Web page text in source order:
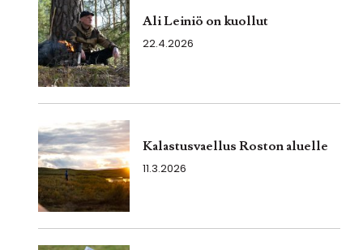
Ali Leiniö on kuollut
22.4.2026
Kalastusvaellus Roston aluelle
11.3.2026